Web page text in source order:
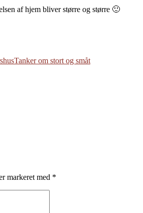
af hjem bliver større og større 🙂
Tanker om stort og småt
markeret med *